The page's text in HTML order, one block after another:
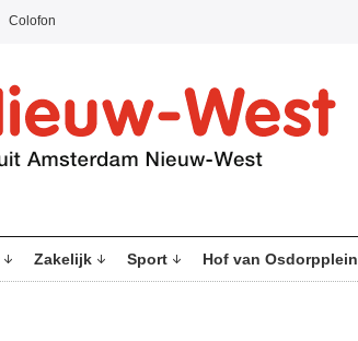
Colofon
Zakelijk Sport Hof van Osdorpplein